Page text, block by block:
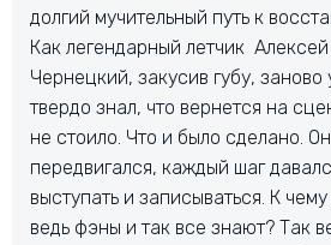
долгий мучительный путь к
Как легендарный летчик
Чернецкий, закусив губу, заново
твердо знал, что вернется на
не стоило. Что и было сделано.
передвигался, каждый шаг
выступать и записываться. К
ведь фэны и так все знают? Так